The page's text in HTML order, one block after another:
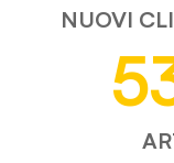
NUOVI